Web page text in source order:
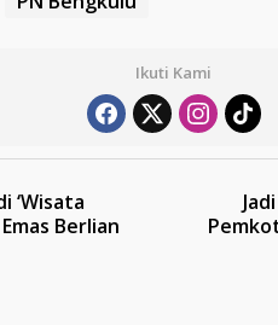
Ikuti Kami
‘Wisata
Berlian